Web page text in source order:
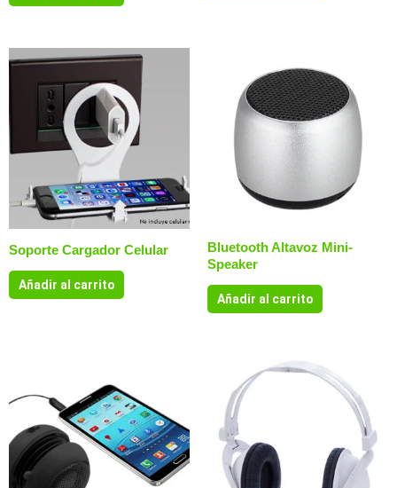
Soporte Cargador Celular
Añadir al carrito
Bluetooth Altavoz Mini-
Speaker
Añadir al carrito